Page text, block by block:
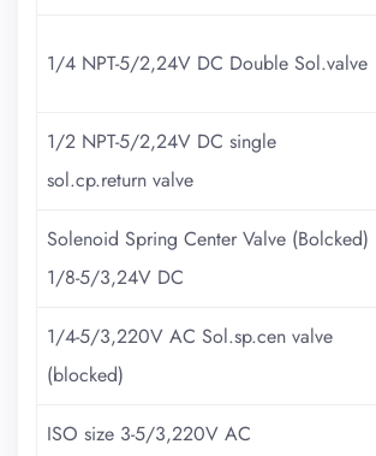
1/4 NPT-5/2,24V DC Double Sol.valve
1/2 NPT-5/2,24V DC single
sol.cp.return valve
Solenoid Spring Center Valve (Bolcked)
1/8-5/3,24V DC
1/4-5/3,220V AC Sol.sp.cen valve
(blocked)
ISO size 3-5/3,220V AC